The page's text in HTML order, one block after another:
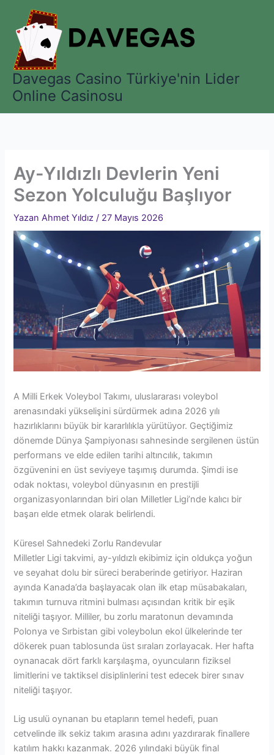
Davegas Casino Türkiye'nin Lider
Online Casinosu
Ay-Yıldızlı Devlerin Yeni
Sezon Yolculuğu Başlıyor
Yazan Ahmet Yıldız/ 27 Mayıs 2026
A Milli Erkek Voleybol Takımı, uluslararası voleybol
arenasındaki yükselişini sürdürmek adına 2026 yılı
hazırlıklarını büyük bir kararlılıkla yürütüyor. Geçtiğimiz
dönemde Dünya Şampiyonası sahnesinde sergilenen üstün
performans ve elde edilen tarihi altıncılık, takımın
özgüvenini en üst seviyeye taşımış durumda. Şimdi ise
odak noktası, voleybol dünyasının en prestijli
organizasyonlarından biri olan Milletler Ligi’nde kalıcı bir
başarı elde etmek olarak belirlendi.
Küresel Sahnedeki Zorlu Randevular
Milletler Ligi takvimi, ay-yıldızlı ekibimiz için oldukça yoğun
ve seyahat dolu bir süreci beraberinde getiriyor. Haziran
ayında Kanada’da başlayacak olan ilk etap müsabakaları,
takımın turnuva ritmini bulması açısından kritik bir eşik
niteliği taşıyor. Milliler, bu zorlu maratonun devamında
Polonya ve Sırbistan gibi voleybolun ekol ülkelerinde ter
dökerek puan tablosunda üst sıraları zorlayacak. Her hafta
oynanacak dört farklı karşılaşma, oyuncuların fiziksel
limitlerini ve taktiksel disiplinlerini test edecek birer sınav
niteliği taşıyor.
Lig usulü oynanan bu etapların temel hedefi, puan
cetvelinde ilk sekiz takım arasına adını yazdırarak finallere
katılım hakkı kazanmak. 2026 yılındaki büyük final